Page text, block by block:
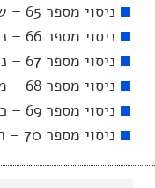
ניסוי מספר 65 – שבץ נא
ניסוי מספר 66 – ניסוי הבקבוקים
ניסוי מספר 67 – ניסויים בחומצת לימון
ניסוי מספר 68 – מעשה בחצי אשכולית…
ניסוי מספר 69 – כימיה עם עוגה
ניסוי מספר 70 – ראי הכסף